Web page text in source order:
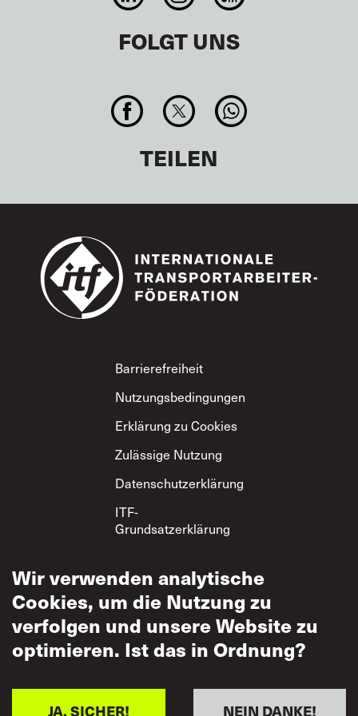
FOLGT UNS
TEILEN
Footer
Barrierefreiheit
Nutzungsbedingungen
Erklärung zu Cookies
Zulässige Nutzung
Datenschutzerklärung
ITF-
Grundsatzerklärung
Wir verwenden analytische
Cookies, um die Nutzung zu
verfolgen und unsere Website zu
optimieren. Ist das in Ordnung?
NEIN DANKE!
JA, SICHER!